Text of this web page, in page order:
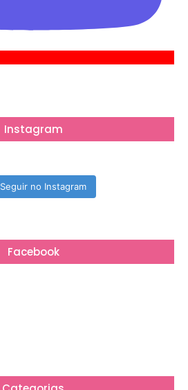
Instagram
Seguir no Instagram
Facebook